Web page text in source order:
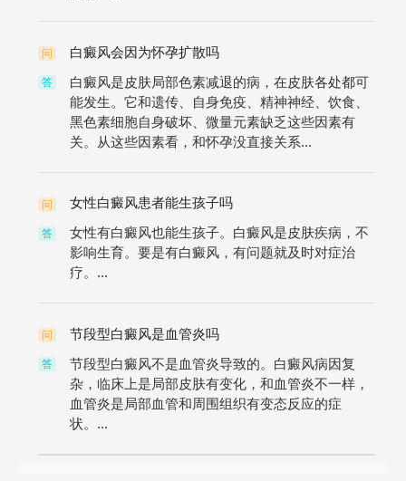
问 白癜风会因为怀孕扩散吗
答
白癜风是皮肤局部色素减退的病，在皮肤各处都可
能发生。它和遗传、自身免疫、精神神经、饮食、
黑色素细胞自身破坏、微量元素缺乏这些因素有
关。从这些因素看，和怀孕没直接关系...
问 女性白癜风患者能生孩子吗
答
女性有白癜风也能生孩子。白癜风是皮肤疾病，不
影响生育。要是有白癜风，有问题就及时对症治
疗。...
问 节段型白癜风是血管炎吗
答
节段型白癜风不是血管炎导致的。白癜风病因复
杂，临床上是局部皮肤有变化，和血管炎不一样，
血管炎是局部血管和周围组织有变态反应的症
状。...